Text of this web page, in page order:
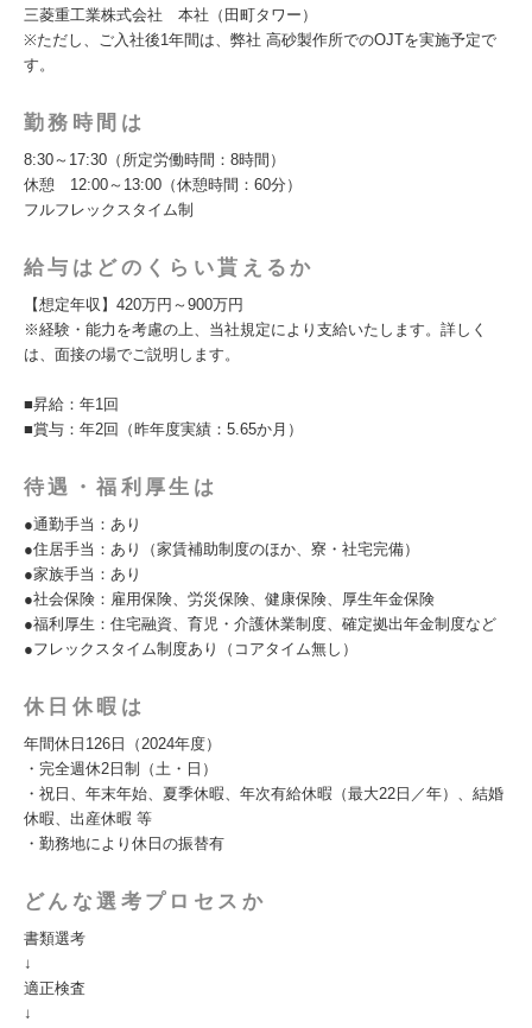
三菱重工業株式会社 本社（田町タワー）
※ただし、ご入社後1年間は、弊社 高砂製作所でのOJTを実施予定で
す。
勤務時間は
8:30～17:30（所定労働時間：8時間）
休憩 12:00～13:00（休憩時間：60分）
フルフレックスタイム制
給与はどのくらい貰えるか
【想定年収】420万円～900万円
※経験・能力を考慮の上、当社規定により支給いたします。詳しく
は、面接の場でご説明します。
■昇給：年1回
■賞与：年2回（昨年度実績：5.65か月）
待遇・福利厚生は
●通勤手当：あり
●住居手当：あり（家賃補助制度のほか、寮・社宅完備）
●家族手当：あり
●社会保険：雇用保険、労災保険、健康保険、厚生年金保険
●福利厚生：住宅融資、育児・介護休業制度、確定拠出年金制度など
●フレックスタイム制度あり（コアタイム無し）
休日休暇は
年間休日126日（2024年度）
・完全週休2日制（土・日）
・祝日、年末年始、夏季休暇、年次有給休暇（最大22日／年）、結婚
休暇、出産休暇 等
・勤務地により休日の振替有
どんな選考プロセスか
書類選考
↓
適正検査
↓